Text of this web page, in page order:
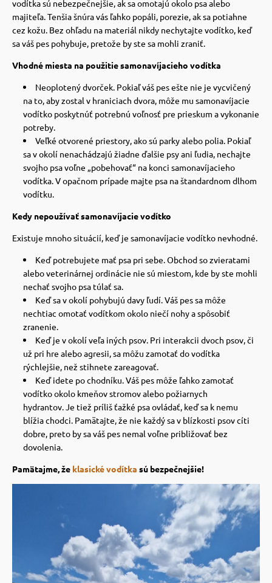
vodítka sú nebezpečnejšie, ak sa omotajú okolo psa alebo
majiteľa.Tenšia šnúra vás ľahko popáli, porezie, ak sa potiahne
cez kožu. Bez ohľadu na materiál nikdy nechytajte vodítko, keď
sa váš pes pohybuje, pretože by ste sa mohli zraniť.
Vhodné miesta na použitie samonavíjacieho vodítka
Neoplotený dvorček. Pokiaľ váš pes ešte nie je vycvičený
na to, aby zostal v hraniciach dvora, môže mu samonavíjacie
vodítko poskytnúť potrebnú voľnosť pre prieskum a vykonanie
potreby.
Veľké otvorené priestory, ako sú parky alebo polia. Pokiaľ
sa v okolí nenachádzajú žiadne ďalšie psy ani ľudia, nechajte
svojho psa voľne „pobehovať“ na konci samonavíjacieho
vodítka. V opačnom prípade majte psa na štandardnom dlhom
vodítku.
Kedy nepoužívať samonavíjacie vodítko
Existuje mnoho situácií, keď je samonavíjacie vodítko nevhodné.
Keď potrebujete mať psa pri sebe. Obchod so zvieratami
alebo veterinárnej ordinácie nie sú miestom, kde by ste mohli
nechať svojho psa túlať sa.
Keď sa v okolí pohybujú davy ľudí. Váš pes sa môže
nechtiac omotať vodítkom okolo niečí nohy a spôsobiť
zranenie.
Keď je v okolí veľa iných psov. Pri interakcii dvoch psov, či
už pri hre alebo agresii, sa môžu zamotať do vodítka
rýchlejšie, než stihnete zareagovať.
Keď idete po chodníku. Váš pes môže ľahko zamotať
vodítko okolo kmeňov stromov alebo požiarnych
hydrantov.Je tiež príliš ťažké psa ovládať, keď sa k nemu
blížia chodci. Pamätajte, že nie každý sa v blízkosti psov cíti
dobre, preto by sa váš pes nemal voľne približovať bez
dovolenia.
Pamätajme, že klasické vodítka sú bezpečnejšie!